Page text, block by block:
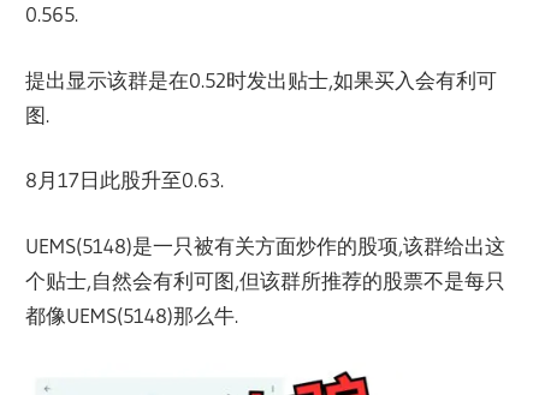
0.565.
提出显示该群是在0.52时发出贴士,如果买入会有利可
图.
8月17日此股升至0.63.
UEMS(5148)是一只被有关方面炒作的股项,该群给出这
个贴士,自然会有利可图,但该群所推荐的股票不是每只
都像UEMS(5148)那么牛.